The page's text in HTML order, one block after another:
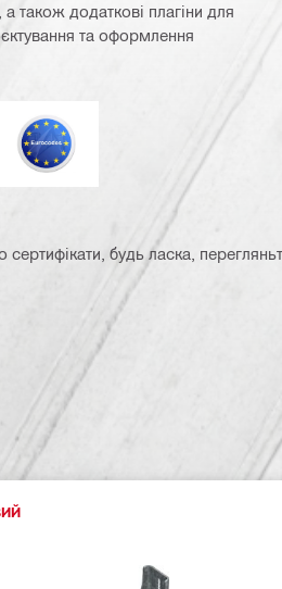
також додаткові плагіни для
та оформлення
Єврокод
будь ласка,